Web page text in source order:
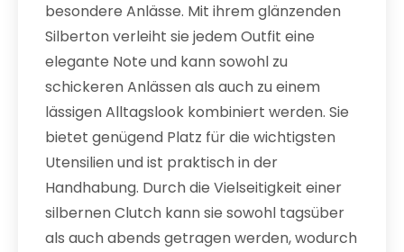
besondere Anlässe. Mit ihrem glänzenden
Silberton verleiht sie jedem Outfit eine
elegante Note und kann sowohl zu
schickeren Anlässen als auch zu einem
lässigen Alltagslook kombiniert werden. Sie
bietet genügend Platz für die wichtigsten
Utensilien und ist praktisch in der
Handhabung. Durch die Vielseitigkeit einer
silbernen Clutch kann sie sowohl tagsüber
als auch abends getragen werden, wodurch